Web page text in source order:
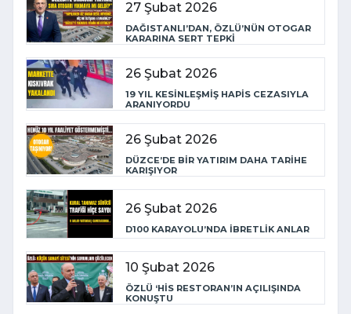
27 Şubat 2026
DAĞISTANLI’DAN, ÖZLÜ’NÜN OTOGAR
KARARINA SERT TEPKİ
26 Şubat 2026
19 YIL KESİNLEŞMİŞ HAPİS CEZASIYLA
ARANIYORDU
26 Şubat 2026
DÜZCE’DE BİR YATIRIM DAHA TARİHE
KARIŞIYOR
26 Şubat 2026
D100 KARAYOLU’NDA İBRETLİK ANLAR
10 Şubat 2026
ÖZLÜ ‘HİS RESTORAN’IN AÇILIŞINDA
KONUŞTU